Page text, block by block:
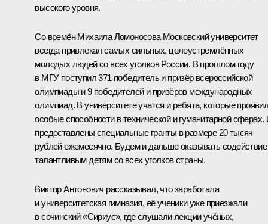
высокого уровня.
Со времён Михаила Ломоносова Московский университет
всегда привлекал самых сильных, целеустремлённых
молодых людей со всех уголков России. В прошлом году
в МГУ поступил 371 победитель и призёр всероссийской
олимпиады и 9 победителей и призёров международных
олимпиад. В университете учатся и ребята, которые
особые способности в технической и гуманитарной
предоставлены специальные гранты в размере 20 тысяч
рублей ежемесячно. Будем и дальше оказывать содействие
талантливым детям со всех уголков страны.
Виктор Антонович рассказывал, что заработала
и университетская гимназия, её ученики уже приезжали
в сочинский «Сириус», где слушали лекции учёных,